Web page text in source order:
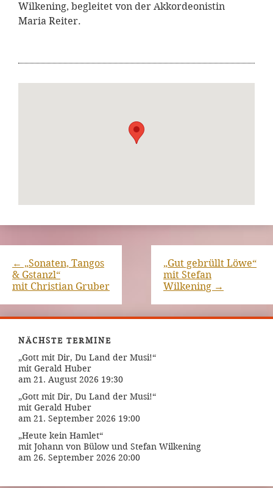
Wilkening, begleitet von der Akkordeonistin
Maria Reiter.
← „Sonaten, Tangos
& Gstanzl“
mit Christian Gruber
„Gut gebrüllt Löwe“
mit Stefan
Wilkening →
NÄCHSTE TERMINE
„Gott mit Dir, Du Land der Musi!“
mit Gerald Huber
am 21. August 2026 19:30
„Gott mit Dir, Du Land der Musi!“
mit Gerald Huber
am 21. September 2026 19:00
„Heute kein Hamlet“
mit Johann von Bülow und Stefan Wilkening
am 26. September 2026 20:00